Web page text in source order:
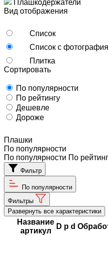
Плашкодержатели
Вид отображения
Список
Список с
Плитка
Сортировать
По популярности
По рейтингу
Дешевле
Дороже
Плашки
По популярности
По популярности По
Фильтр
По популярности
Фильтры
Развернуть все характеристики
Название
артикул
D p d